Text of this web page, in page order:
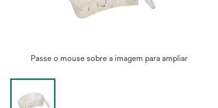
Passe o mouse sobre a imagem para ampliar